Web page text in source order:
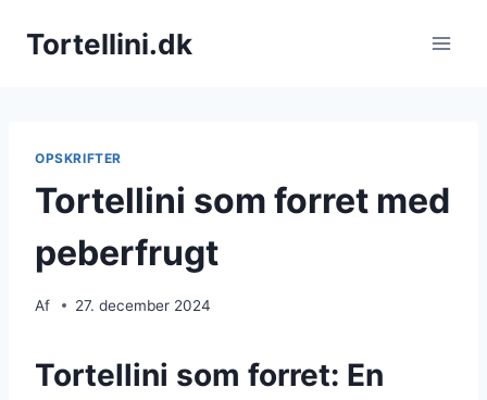
Tortellini.dk
OPSKRIFTER
Tortellini som forret med
peberfrugt
Af 27. december 2024
Tortellini som forret: En